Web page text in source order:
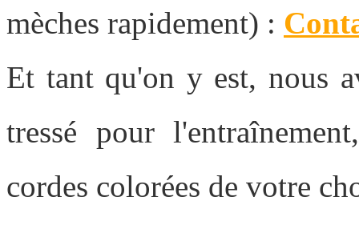
mèches rapidement) :
Et tant qu'on y est, nous
tressé pour
cordes colorées de votre